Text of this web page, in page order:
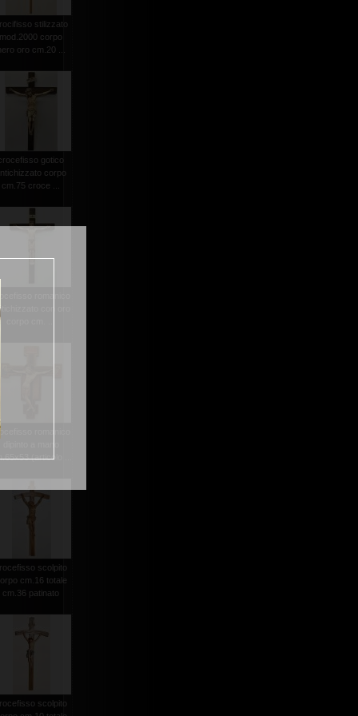
stilizzato
mod.2000 corpo
oro cm.20 ...
gotico
corpo
cm.75 croce ...
con oro
romanico
(articolo ...
scolpito
cm.16 totale
cm.36 patinato
scolpito